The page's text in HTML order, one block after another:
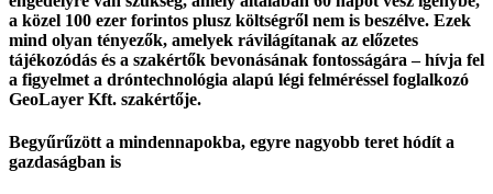
a közel 100 ezer forintos plusz költségről nem is beszélve. Ezek
mind olyan tényezők, amelyek rávilágítanak az előzetes
tájékozódás és a szakértők bevonásának fontosságára – hívja fel
a figyelmet a dróntechnológia alapú légi felméréssel foglalkozó
GeoLayer Kft. szakértője.
Begyűrűzött a mindennapokba, egyre nagyobb teret hódít a
gazdaságban is